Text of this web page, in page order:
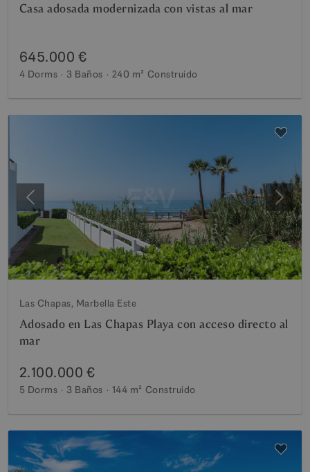
Casa adosada modernizada con vistas al mar
645.000 €
4 Dorms 3 Baños 240 m² Construido
Anterior
Las Chapas, Marbella Este
Adosado en Las Chapas Playa con acceso directo al
mar
2.100.000 €
5 Dorms 3 Baños 144 m² Construido